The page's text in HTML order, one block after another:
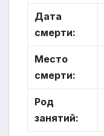
Дата
смерти:
Место
смерти:
Род
занятий: